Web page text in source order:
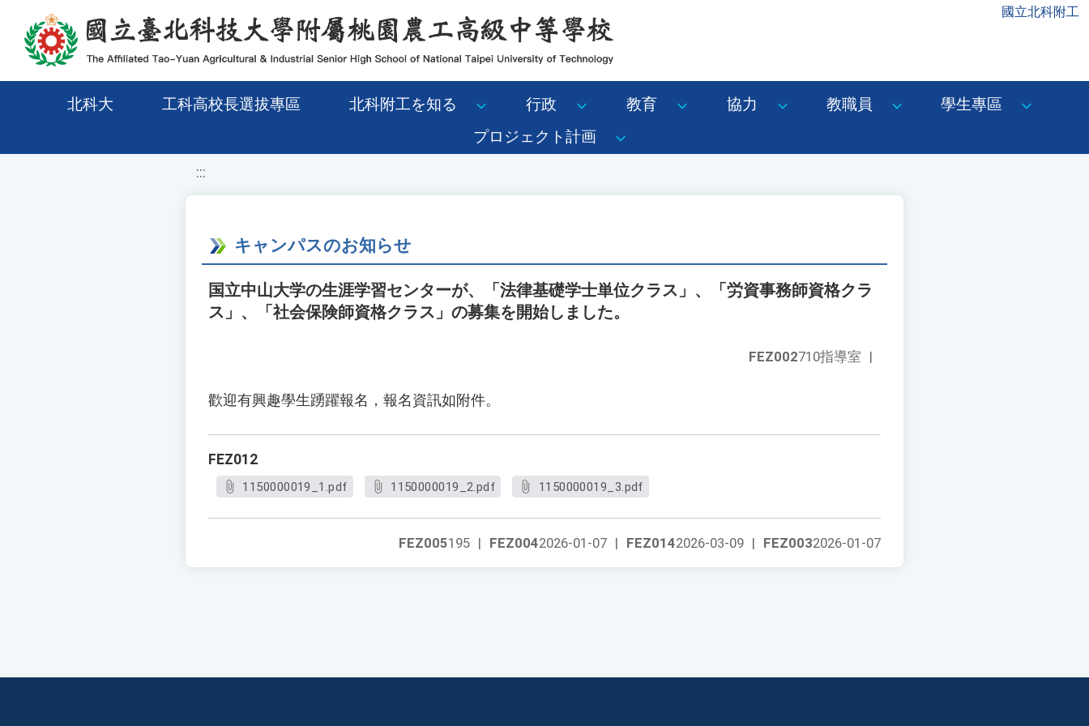
移至網頁之主要內容區位置 國立北科附工
北科大 工科高校長選拔專區 北科附工を知る 行政 教育 協力 教職員
學生專區
プロジェクト計画
:::
キャンパスのお知らせ
国立中山大学の生涯学習センターが、「法律基礎学士単位クラス」、「労資事務師資格クラ
ス」、「社会保険師資格クラス」の募集を開始しました。
FEZ002710指導室 |
歡迎有興趣學生踴躍報名，報名資訊如附件。
FEZ012
1150000019_1.pdf 1150000019_2.pdf 1150000019_3.pdf
FEZ0032026-01-07
FEZ0142026-03-09 |
FEZ0042026-01-07 |
FEZ005195 |